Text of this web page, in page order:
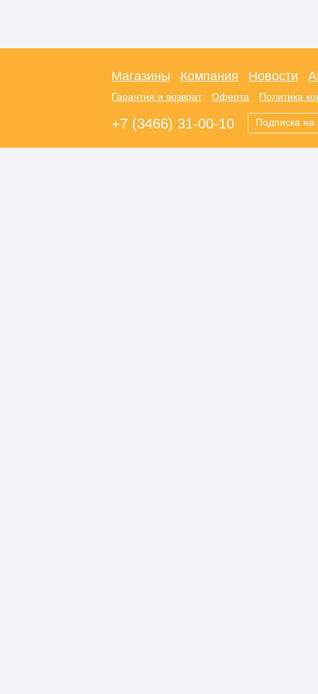
Магазины Компания Новости
Гарантия и возврат Оферта Политика
+7 (3466) 31-00-10 Подписка на